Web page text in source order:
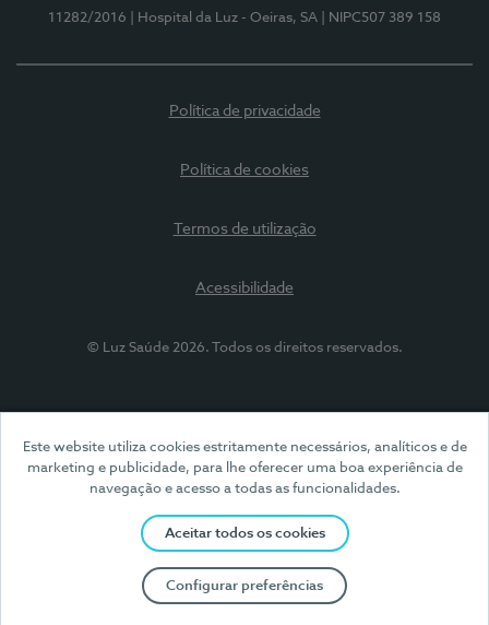
Este website utiliza cookies estritamente necessários, analíticos e de
marketing e publicidade, para lhe oferecer uma boa experiência de
navegação e acesso a todas as funcionalidades.
Aceitar todos os cookies
Configurar preferências
11282/2016
| Hospital da Luz - Oeiras, SA | NIPC507 389 158
Política de privacidade
Política de cookies
Termos de utilização
Acessibilidade
© Luz Saúde 2026. Todos os direitos reservados.